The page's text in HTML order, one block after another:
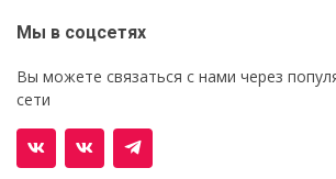
Мы в соцсетях
Вы можете связаться с нами через
сети